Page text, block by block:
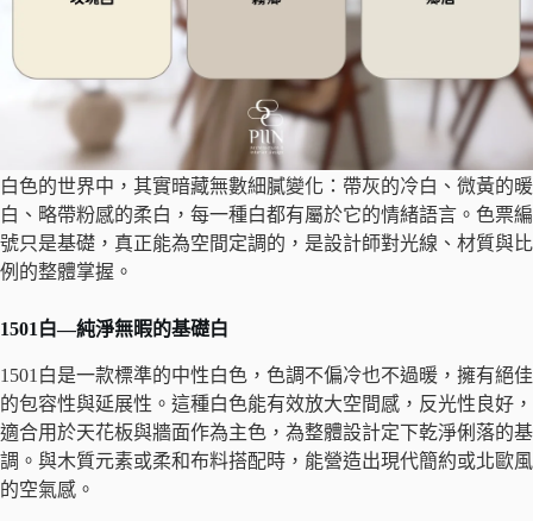
白色的世界中，其實暗藏無數細膩變化：帶灰的冷白、微黃的暖
白、略帶粉感的柔白，每一種白都有屬於它的情緒語言。色票編
號只是基礎，真正能為空間定調的，是設計師對光線、材質與比
例的整體掌握。
1501白—純淨無暇的基礎白
1501白是一款標準的中性白色，色調不偏冷也不過暖，擁有絕佳
的包容性與延展性。這種白色能有效放大空間感，反光性良好，
適合用於天花板與牆面作為主色，為整體設計定下乾淨俐落的基
調。與木質元素或柔和布料搭配時，能營造出現代簡約或北歐風
的空氣感。